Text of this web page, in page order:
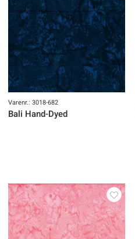
Varenr.: 3018-682
Bali Hand-Dyed